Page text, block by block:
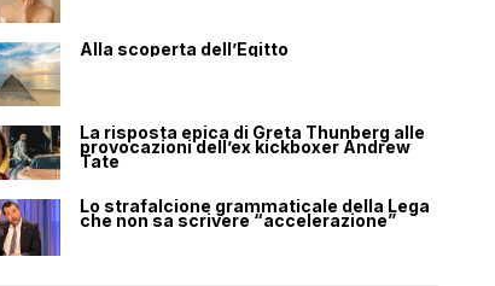
Alla scoperta dell’Egitto
La risposta epica di Greta Thunberg alle
provocazioni dell’ex kickboxer Andrew
Tate
Lo strafalcione grammaticale della Lega
che non sa scrivere “accelerazione”